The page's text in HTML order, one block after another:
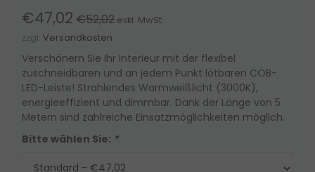
€47,02 €52,02 exkl. MwSt.
zzgl. Versandkosten
Verschönern Sie Ihr Interieur mit der flexibel
zuschneidbaren und an jedem Punkt lötbaren COB-
LED-Leiste! Strahlendes Warmweißlicht (3000K),
energieeffizient und dimmbar. Dank der Länge von 5
Metern sind zahlreiche Einsatzmöglichkeiten möglich.
Bitte wählen Sie: *